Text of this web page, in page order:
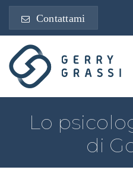
Contattami
Lo
di